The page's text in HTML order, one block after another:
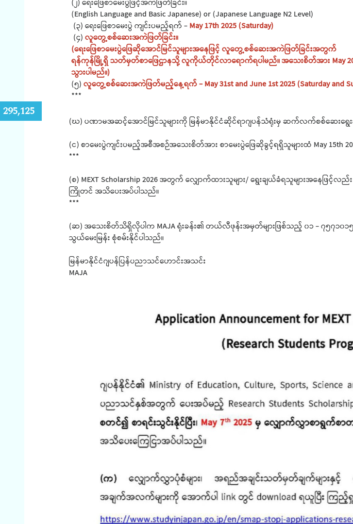
(၂) ရေးဖြေစာမေးပွဲဖြင့်အကဲဖြတ်ခြင်း။
(English Language and Basic Japanese) or (Japanese Language N2 Level)
(၃) ရေးဖြေစာမေးပွဲ ကျင်းပမည့်ရက် - May 17th 2025 (Saturday)
(၄)လူတွေ့စစ်ဆေးအကဲဖြတ်ခြင်း။
(ရေးဖြေစာမေးပွဲဖြေဆိုအောင်မြင်သူများအနေဖြင့် လူတွေ့စစ်ဆေးအကဲဖြတ်ခြင်းအတွက်
ရန်ကုန်မြို့ရှိ သတ်မှတ်စာဖြေဌာနသို့ လူကိုယ်တိုင်လာရောက်ရပါမည်။ အသေးစိတ်အား May 20th
သွားပါမည်။)
(၅)လူတွေ့စစ်ဆေးအကဲဖြတ်မည့်နေ့ရက် - May 31st and June 1st 2025 (Saturday and
***
(ဃ) ပဏာမအဆင့်အောင်မြင်သူများကို မြန်မာနိုင်ငံဆိုင်ရာဂျပန်သံရုံးမှ ဆက်လက်စစ်ဆေးရွေးခ
(င) စာမေးပွဲကျင်းပမည့်အစီအစဉ်အသေးစိတ်အား စာမေးပွဲဖြေဆိုခွင့်ရရှိသူများထံ May 15th
***
(စ) MEXT Scholarship 2026 အတွက် လျှောက်ထားသူများ/ ရွေးချယ်ခံရသူများအနေဖ
ကြိုတင် အသိပေးအပ်ပါသည်။
***
(ဆ) အသေးစိတ်သိရှိလိုပါက MAJA ရုံးခန်း၏ တယ်လီဖုန်းအမှတ်များဖြစ်သည့် ၀၁ - ၇၅၇၁၀၁၅ (
သွယ်မေးမြန်း စုံစမ်းနိုင်ပါသည်။
မြန်မာနိုင်ငံဂျပန်ပြန်ပညာသင်ဟောင်းအသင်း
MAJA
295,125